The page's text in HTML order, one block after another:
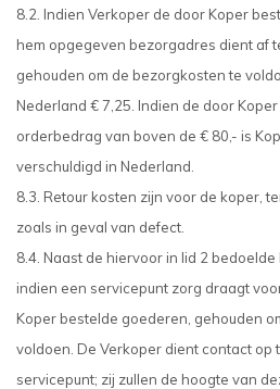
8.2. Indien Verkoper de door Koper
hem opgegeven bezorgadres dient af
gehouden om de bezorgkosten te
Nederland € 7,25. Indien de door
orderbedrag van boven de € 80,- is
verschuldigd in Nederland.
8.3. Retour kosten zijn voor de koper,
zoals in geval van defect.
8.4. Naast de hiervoor in lid 2
indien een servicepunt zorg draagt
Koper bestelde goederen, gehouden
voldoen. De Verkoper dient contact op
servicepunt; zij zullen de hoogte van